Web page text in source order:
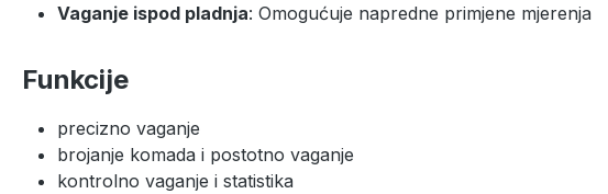
Vaganje ispod pladnja: Omogućuje napredne primjene mjerenja
Funkcije
precizno vaganje
brojanje komada i postotno vaganje
kontrolno vaganje i statistika